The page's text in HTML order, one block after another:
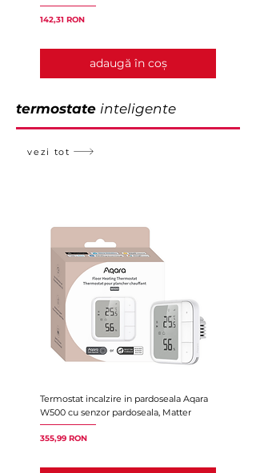
Preț
142,31 RON
adaugă în coș
termostate inteligente
vezi tot
Termostat incalzire in pardoseala Aqara
W500 cu senzor pardoseala, Matter
Preț
355,99 RON